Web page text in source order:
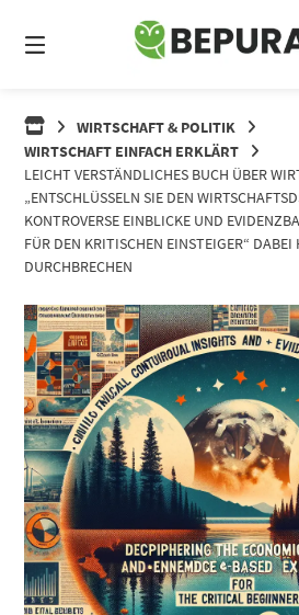
zum
Inhalt
WIRTSCHAFT & POLITIK
WIRTSCHAFT EINFACH ERKLÄRT
LEICHT VERSTÄNDLICHES BUCH ÜBER
„ENTSCHLÜSSELN SIE DEN
KONTROVERSE EINBLICKE UND
FÜR DEN KRITISCHEN EINSTEIGER“ DABEI
DURCHBRECHEN